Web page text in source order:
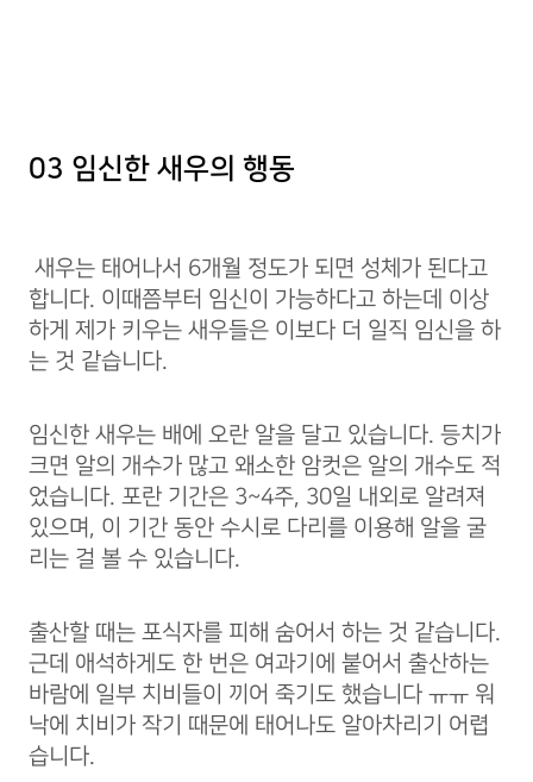
03 임신한 새우의 행동
새우는 태어나서 6개월 정도가 되면 성체가 된다고
합니다. 이때쯤부터 임신이 가능하다고 하는데 이상
하게 제가 키우는 새우들은 이보다 더 일직 임신을 하
는 것 같습니다.
임신한 새우는 배에 오란 알을 달고 있습니다. 등치가
크면 알의 개수가 많고 왜소한 암컷은 알의 개수도 적
었습니다. 포란 기간은 3~4주, 30일 내외로 알려져
있으며, 이 기간 동안 수시로 다리를 이용해 알을 굴
리는 걸 볼 수 있습니다.
출산할 때는 포식자를 피해 숨어서 하는 것 같습니다.
근데 애석하게도 한 번은 여과기에 붙어서 출산하는
바람에 일부 치비들이 끼어 죽기도 했습니다 ㅠㅠ 워
낙에 치비가 작기 때문에 태어나도 알아차리기 어렵
습니다.